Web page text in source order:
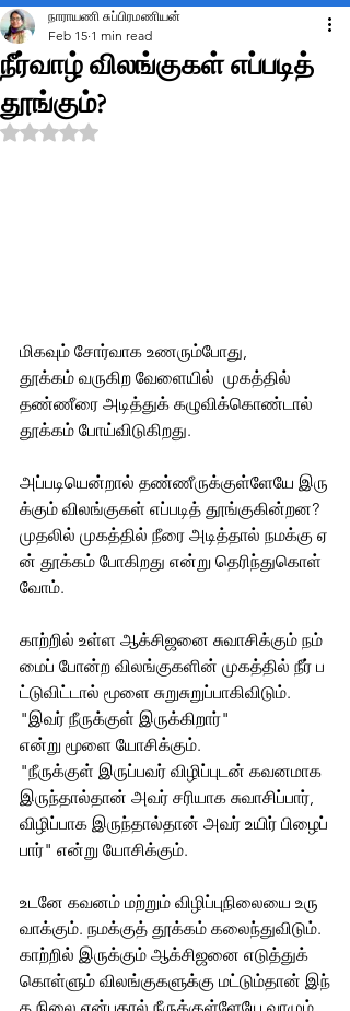
நீர்வாழ் விலங்குகள் எப்படித்
தூங்கும்?
நாராயணி சுப்பிரமணியன்
Feb 15 1 min read
Rated NaN out of 5 stars.
மிகவும் சோர்வாக உணரும்போது,
தூக்கம் வருகிற வேளையில்  முகத்தில்
தண்ணீரை அடித்துக் கழுவிக்கொண்டால்
தூக்கம் போய்விடுகிறது.
அப்படியென்றால் தண்ணீருக்குள்ளேயே இரு
க்கும் விலங்குகள் எப்படித் தூங்குகின்றன?
முதலில் முகத்தில் நீரை அடித்தால் நமக்கு ஏ
ன் தூக்கம் போகிறது என்று தெரிந்துகொள்
வோம்.
காற்றில் உள்ள ஆக்சிஜனை சுவாசிக்கும் நம்
மைப் போன்ற விலங்குகளின் முகத்தில் நீர் ப
ட்டுவிட்டால் மூளை சுறுசுறுப்பாகிவிடும்.
"இவர் நீருக்குள் இருக்கிறார்"
என்று மூளை யோசிக்கும்.
"நீருக்குள் இருப்பவர் விழிப்புடன் கவனமாக
இருந்தால்தான் அவர் சரியாக சுவாசிப்பார்,
விழிப்பாக இருந்தால்தான் அவர் உயிர் பிழைப்
பார்" என்று யோசிக்கும்.
உடனே கவனம் மற்றும் விழிப்புநிலையை உரு
வாக்கும். நமக்குத் தூக்கம் கலைந்துவிடும்.
காற்றில் இருக்கும் ஆக்சிஜனை எடுத்துக்
கொள்ளும் விலங்குகளுக்கு மட்டும்தான் இந்